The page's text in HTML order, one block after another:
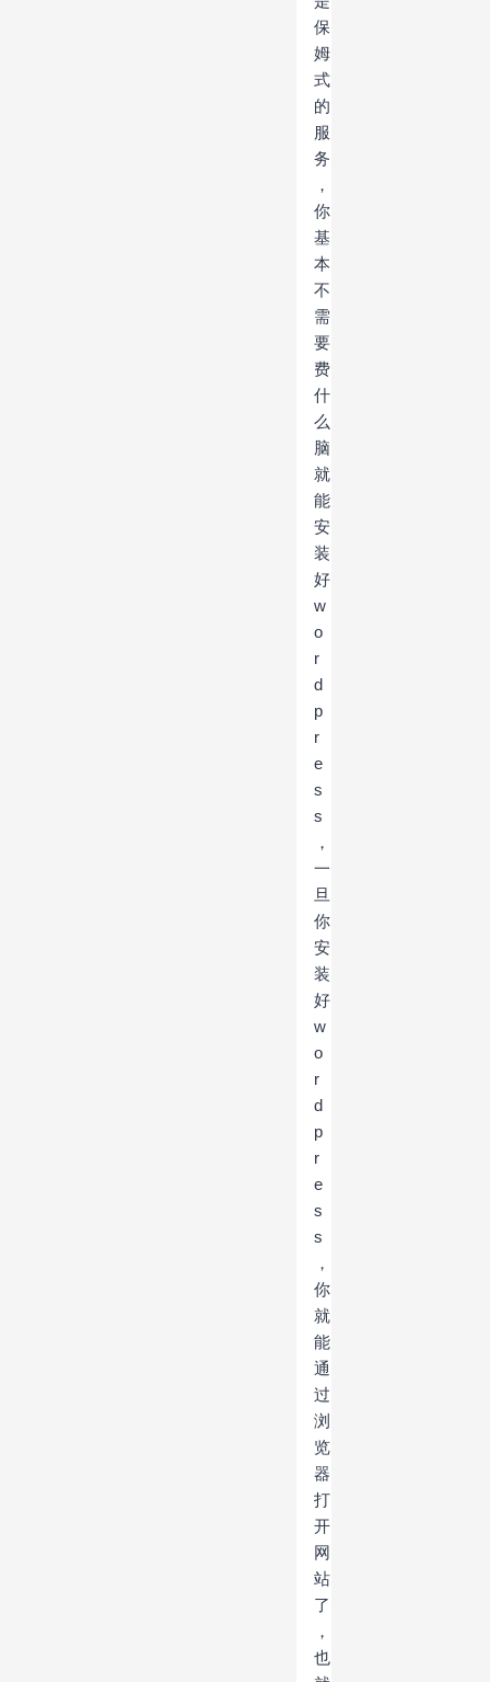
保
姆
式
的
服
务
，
你
基
本
不
需
要
费
什
么
脑
就
能
安
装
好
w
o
r
d
p
r
e
s
s
，
一
旦
你
安
装
好
w
o
r
d
p
r
e
s
s
，
你
就
能
通
过
浏
览
器
打
开
网
站
了
，
也